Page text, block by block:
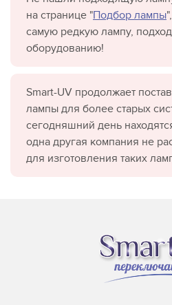
на странице "Подбор лампы
самую редкую лампу,
оборудованию!
Smart-UV продолжает
лампы для более старых
сегодняшний день
одна другая компания не
для изготовления таких